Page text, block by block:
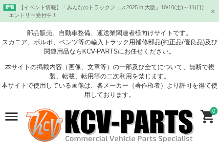
新着
【イベント情報】「みんなのトラックフェス2025 in 大阪」10/10(土)～11(日)
エントリー受付中！
部品販売、自動車整備、運送業関連者様向けサイトです。
スカニア、ボルボ、ベンツ等の輸入トラック用補修部品(純正品/優良品)及び
関連用品ならKCV-PARTSにお任せください。
本サイトの掲載内容（画像、文章等）の一部及び全てについて、無断で複
製、転載、転用等の二次利用を禁じます。
本サイトで使用している画像は、各メーカー（著作権者）より許可を得て使
用しております。
0